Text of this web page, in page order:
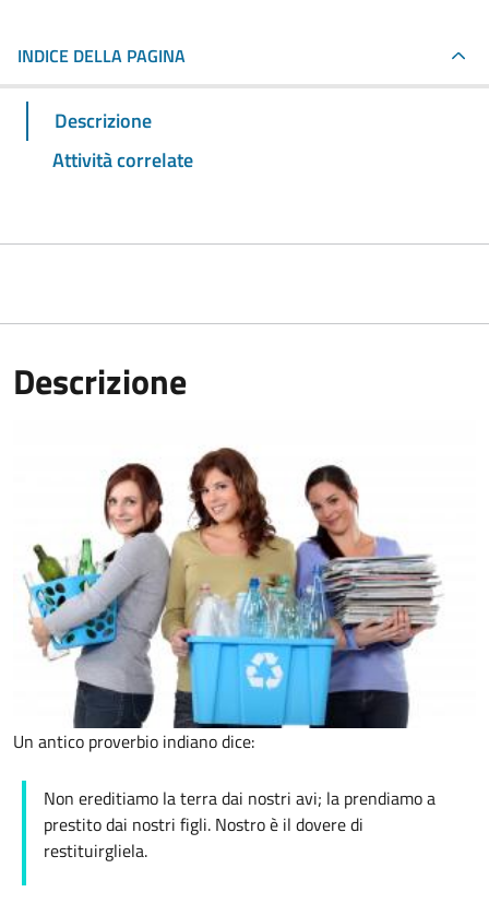
INDICE DELLA PAGINA
Descrizione
Attività correlate
Descrizione
Un antico proverbio indiano dice:
Non ereditiamo la terra dai nostri avi; la prendiamo a
prestito dai nostri figli. Nostro è il dovere di
restituirgliela.